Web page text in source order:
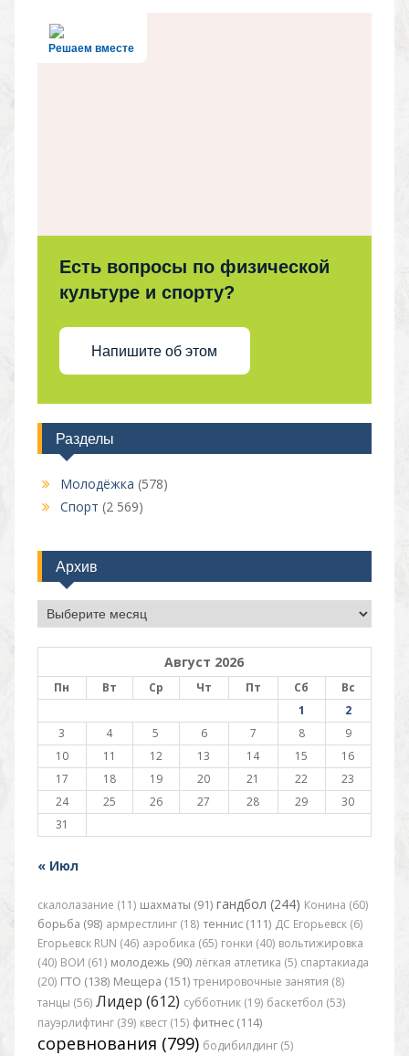
Решаем вместе
Есть вопросы по физической
культуре и спорту?
Напишите об этом
Разделы
Молодёжка (578)
Спорт (2 569)
Архив
Архив
Август 2026
Пн Вт Ср Чт Пт Сб
Вс
1
2
3
4 5 6 7 8
9
10
11 12 13 14 15
16
17
18 19 20 21 22
23
24
25 26 27 28 29
30
31
« Июл
скалолазание (11) шахматы (91) гандбол (244) Конина (60)
борьба (98) армрестлинг (18) теннис (111) ДС Егорьевск (6)
Егорьевск RUN (46) аэробика (65) гонки (40) вольтижировка
(40) ВОИ (61) молодежь (90) лёгкая атлетика (5) спартакиада
(20) ГТО (138) Мещера (151) тренировочные занятия (8)
танцы (56) Лидер (612) субботник (19) баскетбол (53)
пауэрлифтинг (39) квест (15) фитнес (114)
соревнования (799) бодибилдинг (5)